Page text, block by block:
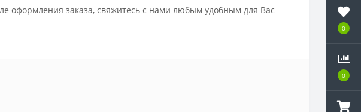
0
0
оформления заказа, свяжитесь с нами любым удобным для Вас